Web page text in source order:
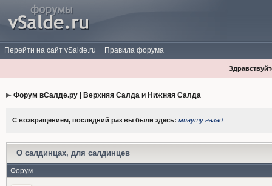
Перейти на сайт vSalde.ru Правила форума
Форум вСалде.ру | Верхняя Салда и Нижняя Салда
С возвращением, последний раз вы были здесь: минуту назад
О салдинцах, для салдинцев
Форум